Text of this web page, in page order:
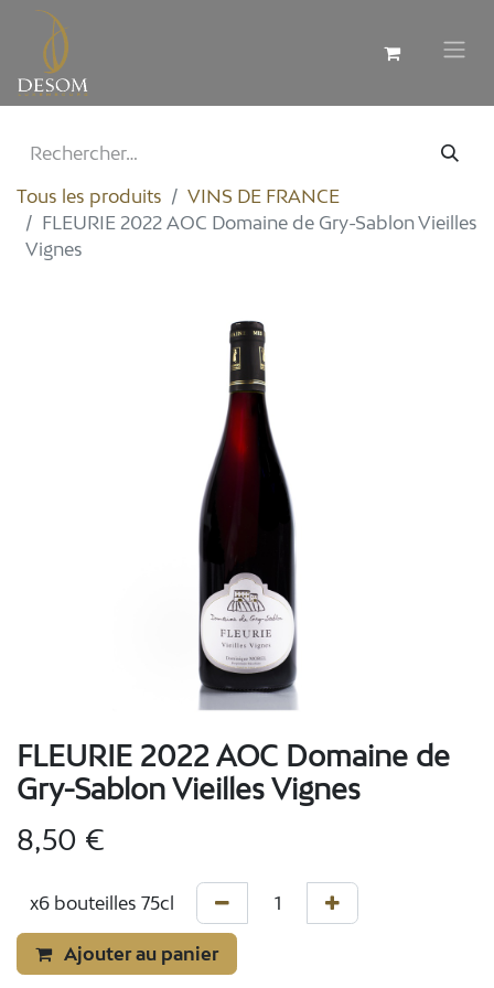
Tous les produits
VINS DE FRANCE
FLEURIE 2022 AOC Domaine de Gry-Sablon Vieilles
Vignes
FLEURIE 2022 AOC Domaine de
Gry-Sablon Vieilles Vignes
8,50 €
Ajouter au panier